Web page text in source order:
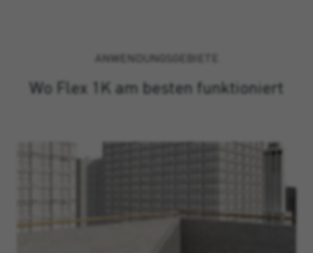
ANWENDUNGSGEBIETE
Wo Flex 1K am besten funktioniert